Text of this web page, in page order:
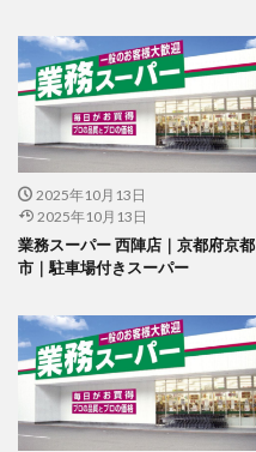
2025年10月13日
2025年10月13日
業務スーパー 西陣店｜京都府京都
市｜駐車場付きスーパー